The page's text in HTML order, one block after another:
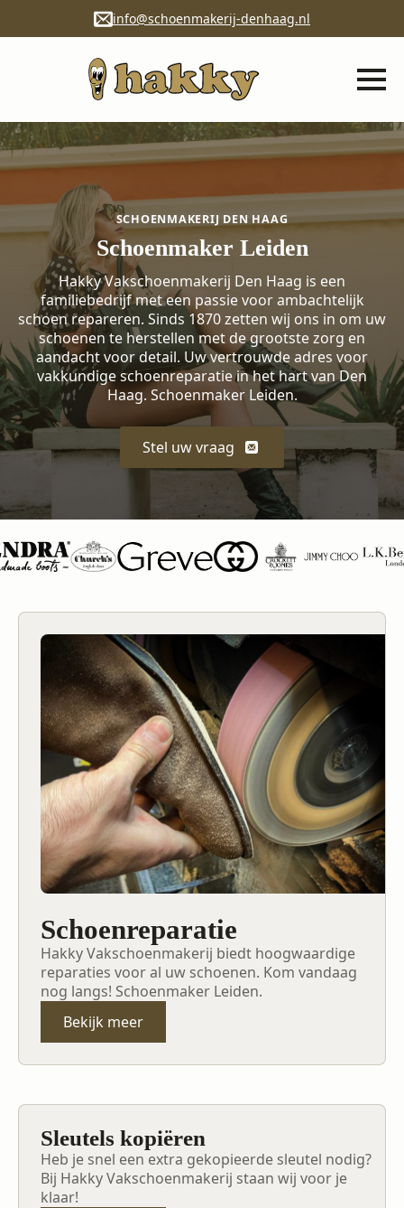
info@schoenmakerij-denhaag.nl
SCHOENMAKERIJ DEN HAAG
Schoenmaker Leiden
Hakky Vakschoenmakerij Den Haag is een
familiebedrijf met een passie voor ambachtelijk
schoen repareren. Sinds 1870 zetten wij ons in om uw
schoenen te herstellen met de grootste zorg en
aandacht voor detail. Uw vertrouwde adres voor
vakkundige schoenreparatie in het hart van Den
Haag. Schoenmaker Leiden.
Stel uw vraag
Schoenreparatie
Hakky Vakschoenmakerij biedt hoogwaardige
reparaties voor al uw schoenen. Kom vandaag
nog langs! Schoenmaker Leiden.
Bekijk meer
Sleutels kopiëren
Heb je snel een extra gekopieerde sleutel nodig?
Bij Hakky Vakschoenmakerij staan wij voor je
klaar!